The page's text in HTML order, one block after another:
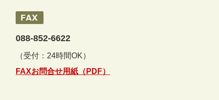
088-852-6622
（受付：24時間OK）
FAXお問合せ用紙（PDF）